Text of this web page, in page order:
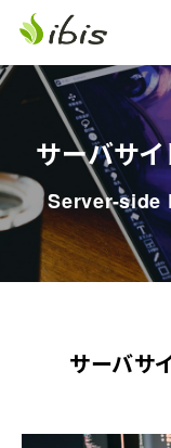
サーバサ
Server-side
サーバサ